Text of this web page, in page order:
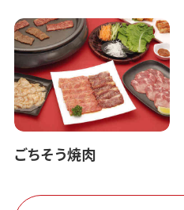
ごちそう焼肉